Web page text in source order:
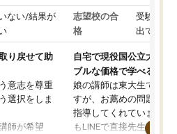
ない/結果が
り戻せて助
意志を尊重
選択をしま
師が希望
志望校の合
格
受験して
出ていな
自宅で現役国公立大学生
ブルな価格で学べる
娘の講師は東大生では無
すが、お薦めの問題集や
指導してくれています。
もLINEで直接先生に質問